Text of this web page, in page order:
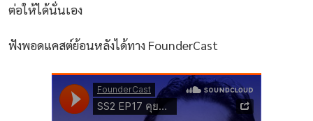
ต่อให้ได้นั่นเอง
ฟังพอดแคสต์ย้อนหลังได้ทาง FounderCast